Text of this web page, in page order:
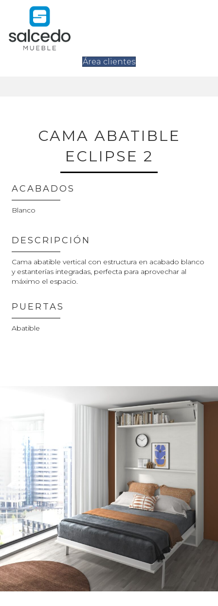
Área clientes
CAMA ABATIBLE
ECLIPSE 2
ACABADOS
Blanco
DESCRIPCIÓN
Cama abatible vertical con estructura en acabado blanco
y estanterías integradas, perfecta para aprovechar al
máximo el espacio.
PUERTAS
Abatible